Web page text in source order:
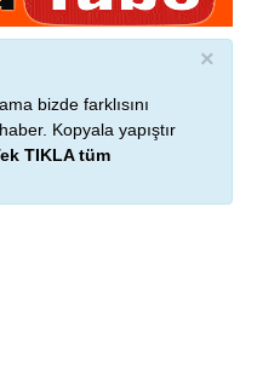
×
bizde farklısını
Kopyala yapıştır
TIKLA tüm